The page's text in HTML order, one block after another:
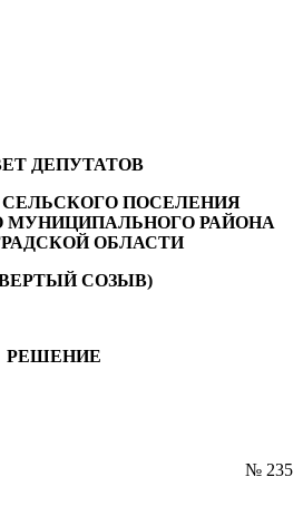
ДЕПУТАТОВ
ПОСЕЛЕНИЯ
МУНИЦИПАЛЬНОГО РАЙОНА
ОБЛАСТИ
СОЗЫВ)
РЕШЕНИЕ